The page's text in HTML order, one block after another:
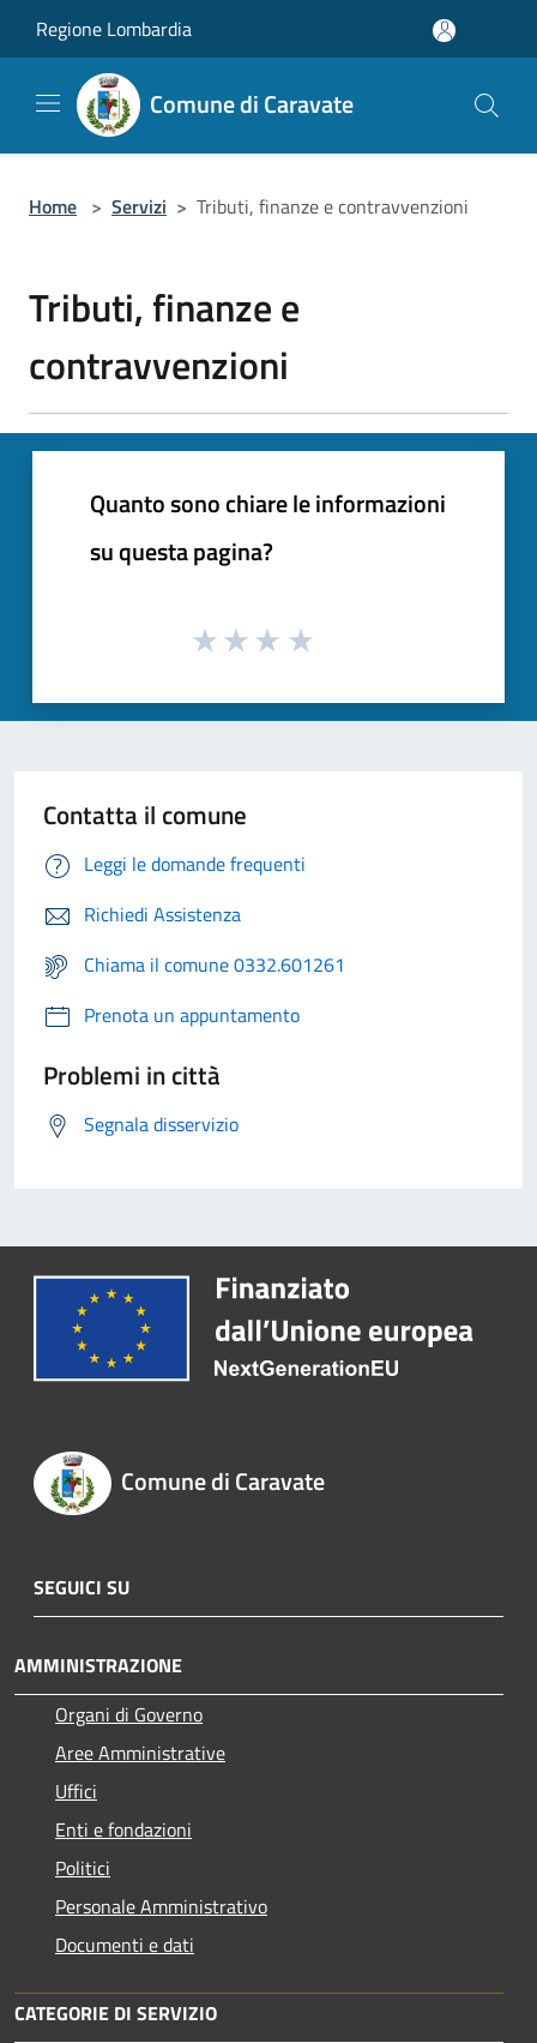
Regione Lombardia
Comune di Caravate
Home > Servizi > Tributi, finanze e contravvenzioni
Tributi, finanze e
contravvenzioni
Quanto sono chiare le informazioni
su questa pagina?
Contatta il comune
Leggi le domande frequenti
Richiedi Assistenza
Chiama il comune 0332.601261
Prenota un appuntamento
Problemi in città
Segnala disservizio
Comune di Caravate
SEGUICI SU
AMMINISTRAZIONE
Organi di Governo
Aree Amministrative
Uffici
Enti e fondazioni
Politici
Personale Amministrativo
Documenti e dati
CATEGORIE DI SERVIZIO